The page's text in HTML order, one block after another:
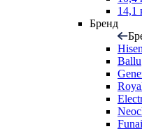
14,1
Бренд
Ballu
Funai